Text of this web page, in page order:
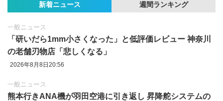
新着ニュース 週間ランキング
一般ニュース
「研いだら1mm小さくなった」と低評価レビュー 神奈川
の老舗刃物店「悲しくなる」
2026年8月8日20:56
一般ニュース
熊本行きANA機が羽田空港に引き返し 昇降舵システムの